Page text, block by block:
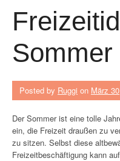
Sommer
Posted by Ruggi on März
Der Sommer ist eine tolle
ein, die Freizeit draußen zu
zu sitzen. Selbst diese
Freizeitbeschäftigung kann